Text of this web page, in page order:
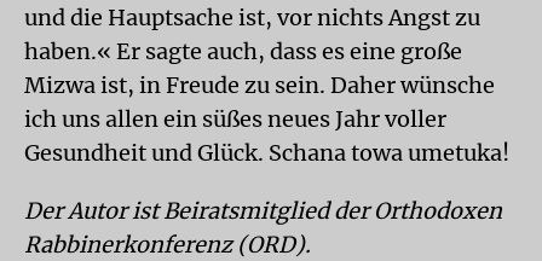
und die Hauptsache ist, vor nichts Angst zu
haben.« Er sagte auch, dass es eine große
Mizwa ist, in Freude zu sein. Daher wünsche
ich uns allen ein süßes neues Jahr voller
Gesundheit und Glück. Schana towa umetuka!
Der Autor ist Beiratsmitglied der Orthodoxen
Rabbinerkonferenz (ORD).